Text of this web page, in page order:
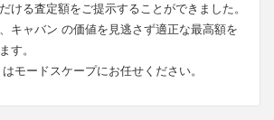
ける査定額をご提示することができました。
キャバン の価値を見逃さず適正な最高額を
す。
モードスケープにお任せください。